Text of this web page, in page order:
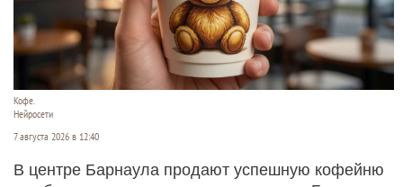
Кофе.
Нейросети
7 августа 2026 в 12:40
В центре Барнаула продают успешную кофейню